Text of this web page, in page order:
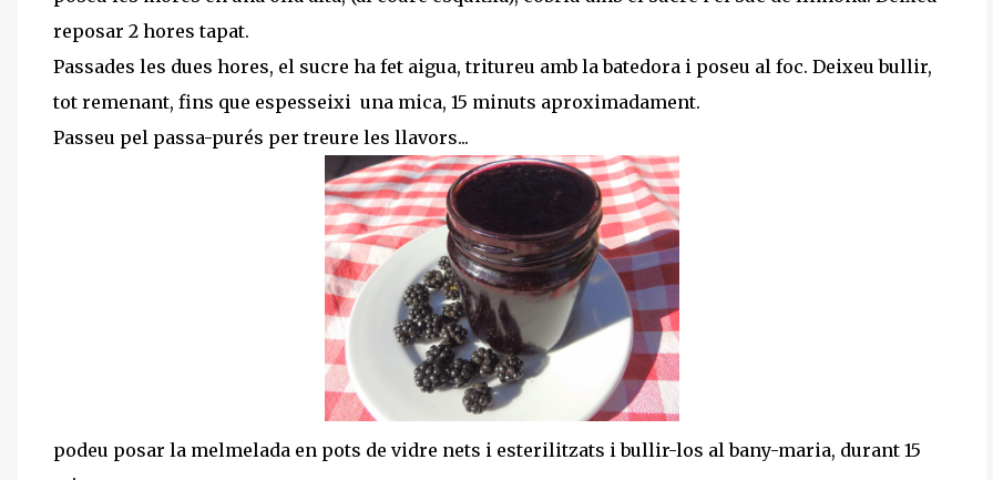
reposar 2 hores tapat.
Passades les dues hores, el sucre ha fet aigua, tritureu amb la batedora i poseu al foc. Deixeu bullir,
tot remenant, fins que espesseixi una mica, 15 minuts aproximadament.
Passeu pel passa-purés per treure les llavors...
podeu posar la melmelada en pots de vidre nets i esterilitzats i bullir-los al bany-maria, durant 15